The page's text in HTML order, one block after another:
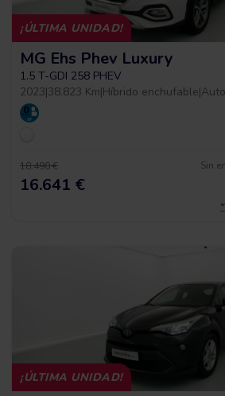
¡ÚLTIMA UNIDAD!
MG Ehs Phev Luxury
1.5 T-GDI 258 PHEV
2023|38.823 Km|Híbrido enchufable|
18.490 €
16.641 €
Sin
¡ÚLTIMA UNIDAD!